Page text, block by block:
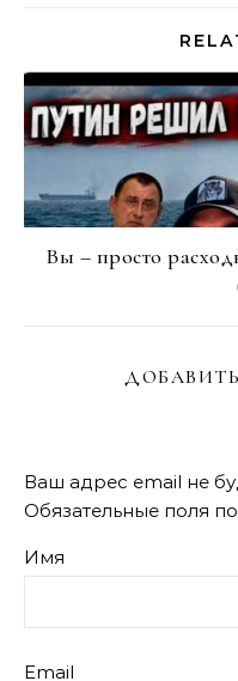
Вы – просто
Ваш адрес email не
Обязательные поля
Имя
Email